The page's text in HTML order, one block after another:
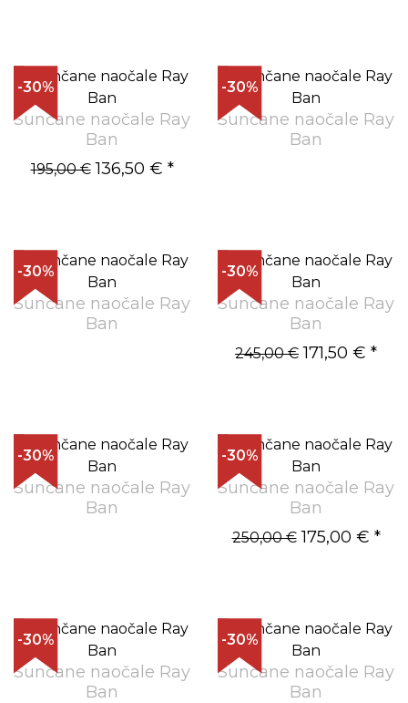
-30%
Sunčane naočale Ray
Ban
195,00 €136,50 € *
-30%
Sunčane naočale Ray
Ban
-30%
Sunčane naočale Ray
Ban
-30%
Sunčane naočale Ray
Ban
245,00 € 171,50 € *
-30%
Sunčane naočale Ray
Ban
-30%
Sunčane naočale Ray
Ban
250,00 €175,00 € *
-30%
Sunčane naočale Ray
Ban
-30%
Sunčane naočale Ray
Ban